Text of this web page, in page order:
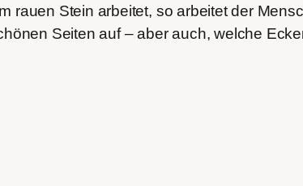
rauen Stein arbeitet, so arbeitet der
Seiten auf – aber auch, welche